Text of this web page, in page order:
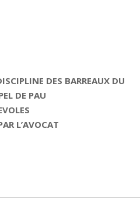
DES BARREAUX DU
DE PAU
L’AVOCAT